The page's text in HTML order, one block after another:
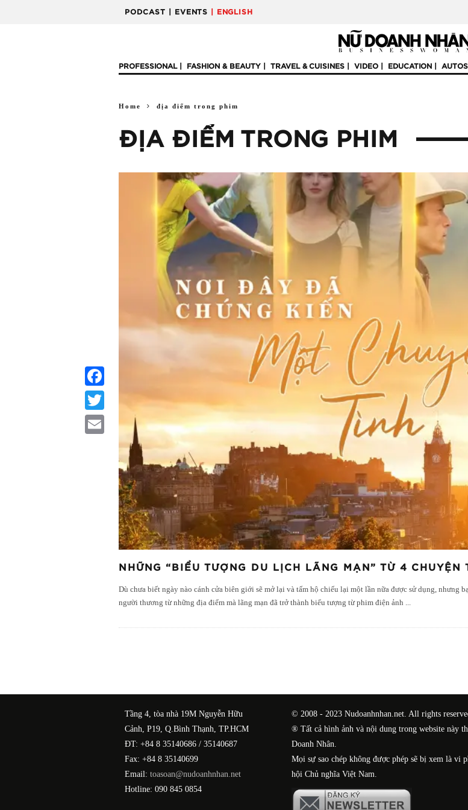
PODCAST | EVENTS | ENGLISH
PROFESSIONAL FASHION & BEAUTY TRAVEL & CUISINES VIDEO EDUCATION
Home địa điểm trong phim
ĐỊA ĐIỂM TRONG PHIM
NHỮNG “BIỂU TƯỢNG DU LỊCH LÃNG MẠN” TỪ 4
Dù chưa biết ngày nào cánh cửa biên giới sẽ mở lại và tấm hộ chiếu lại một lần nữa được sử dụng, nhưng
người thương từ những địa điểm mà lãng mạn đã trở thành biểu tượng từ phim điện ảnh ...
Facebook
Twitter
Tầng 4, tòa nhà 19M Nguyễn Hữu
Cảnh, P19, Q.Bình Thạnh, TP.HCM
ĐT: +84 8 35140686 / 35140687
Fax: +84 8 35140699
Email: toasoan@nudoanhnhan.net
Hotline: 090 845 0854
© 2008 - 2023 Nudoanhnhan.net. All rights
® Tất cả hình ảnh và nội dung trong website này
Doanh Nhân.
Mọi sự sao chép không được phép sẽ bị xem là vi
hội Chủ nghĩa Việt Nam.